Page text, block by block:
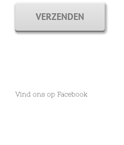
VERZENDEN
Vind ons op Facebook